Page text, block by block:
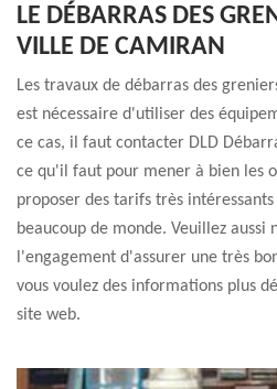
LE DÉBARRAS DES
VILLE DE CAMIRAN
Les travaux de débarras des
est nécessaire d'utiliser des
ce cas, il faut contacter DLD
ce qu'il faut pour mener à bien les
proposer des tarifs très
beaucoup de monde. Veuillez aussi
l'engagement d'assurer une très
vous voulez des informations plus
site web.